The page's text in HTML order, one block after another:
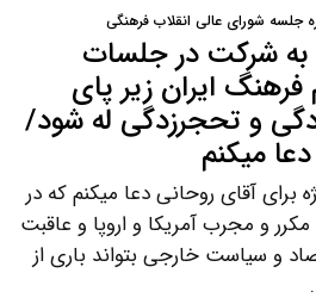
جلسه شورای عالی انقلاب فرهنگی
به شرکت در جلسات
ایران زیر پای
و تحجرزدگی له شود/
میکنم
برای آقای روحانی دعا میکنم که در
و مجرب آمریکا و اروپا و عاقبت
و سیاست خارجی بتواند باری از